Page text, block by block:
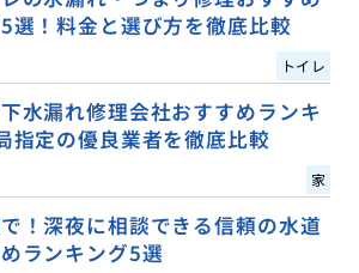
選！料金と選び方を徹底比較
トイレ
水漏れ修理会社おすすめランキ
指定の優良業者を徹底比較
家
！深夜に相談できる信頼の水道
ランキング5選